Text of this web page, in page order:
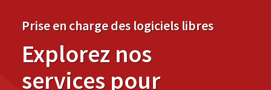
Prise en charge des logiciels libres
Explorez nos
services pour